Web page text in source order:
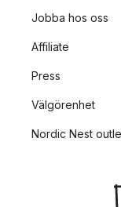
Jobba hos oss
Affiliate
Press
Välgörenhet
Nordic Nest